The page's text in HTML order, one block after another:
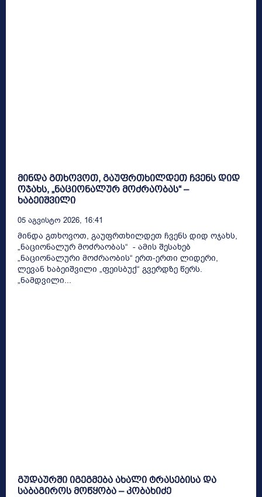
მინდა გთხოვოთ, გაუფრთხილდეთ ჩვენს დიდ
ოჯახს, „ნაციონალურ მოძრაობას“ –
ხაბეიშვილი
05 Აგვისტო 2026, 16:41
მინდა გთხოვოთ, გაუფრთხილდეთ ჩვენს დიდ ოჯახს,
„ნაციონალურ მოძრაობას“ - ამის შესახებ
„ნაციონალური მოძრაობის“ ერთ-ერთი ლიდერი,
ლევან ხაბეიშვილი „ფეისბუქ“ გვერდზე წერს.
„ნამდვილი...
გუდაურში იგეგმება ახალი ტრასებისა და
საბაგიროს მოწყობა – კობახიძე